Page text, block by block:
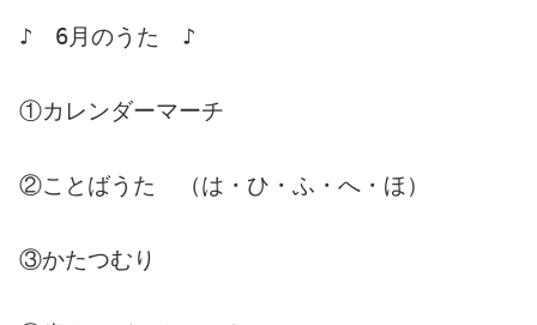
♪ 6月のうた ♪
①カレンダーマーチ
②ことばうた （は・ひ・ふ・へ・ほ）
③かたつむり